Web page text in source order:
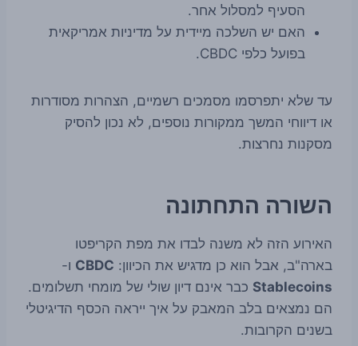
הסעיף למסלול אחר.
האם יש השלכה מיידית על מדיניות אמריקאית
בפועל כלפי CBDC.
עד שלא יתפרסמו מסמכים רשמיים, הצהרות מסודרות
או דיווחי המשך ממקורות נוספים, לא נכון להסיק
מסקנות נחרצות.
השורה התחתונה
האירוע הזה לא משנה לבדו את מפת הקריפטו
בארה"ב, אבל הוא כן מדגיש את הכיוון: CBDC ו-
Stablecoins כבר אינם דיון שולי של מומחי תשלומים.
הם נמצאים בלב המאבק על איך ייראה הכסף הדיגיטלי
בשנים הקרובות.